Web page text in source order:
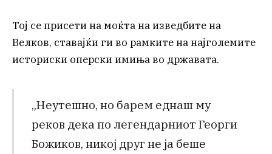
Тој се присети на моќта на изведбите на
Велков, ставајќи ги во рамките на најголемите
историски оперски имиња во државата.
„Неутешно, но барем еднаш му
реков дека по легендарниот Георги
Божиков, никој друг не ја беше